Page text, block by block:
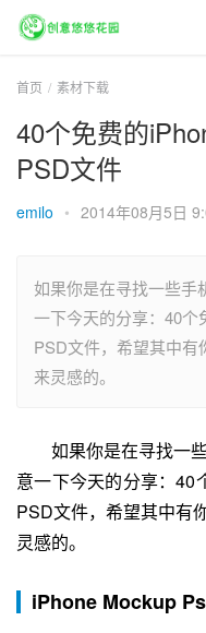
首页 素材下载
40个免费的
PSD文件
emilo • 2014年08月5日
如果你是在寻找一些手
一下今天的分享：40个
PSD文件，希望其中
来灵感的。
如果你是在寻找一
意一下今天的分享：40
PSD文件，希望其中有
灵感的。
iPhone Mockup